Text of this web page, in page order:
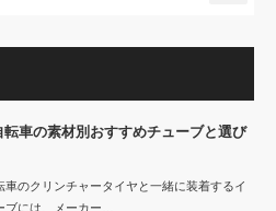
転車の素材別おすすめチューブと選び
車のクリンチャータイヤと一緒に装着するイ
ブには、メーカー…